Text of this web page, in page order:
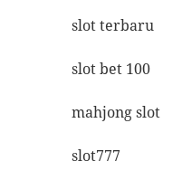
slot terbaru
slot bet 100
mahjong slot
slot777